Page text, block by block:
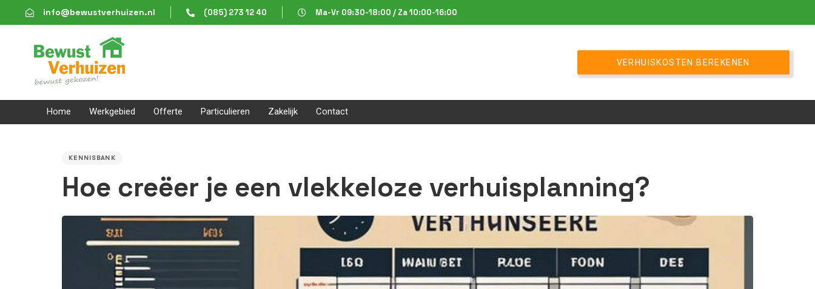
links
to
content
info@bewustverhuizen.nl (085) 273 12 40 Ma-Vr 09:30-18:00 / Za 10:00-16:00
VERHUISKOSTEN BEREKENEN
Home Werkgebied Offerte Particulieren Zakelijk Contact
KENNISBANK
Hoe creëer je een vlekkeloze verhuisplanning?